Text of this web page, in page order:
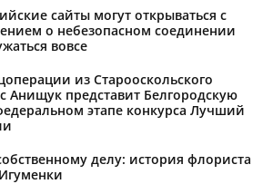
сайты могут открываться с
о небезопасном соединении
вовсе
из Старооскольского
Анищук представит Белгородскую
этапе конкурса Лучший
делу: история флориста